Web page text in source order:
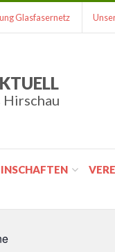
Glasfasernetz
Hirschau